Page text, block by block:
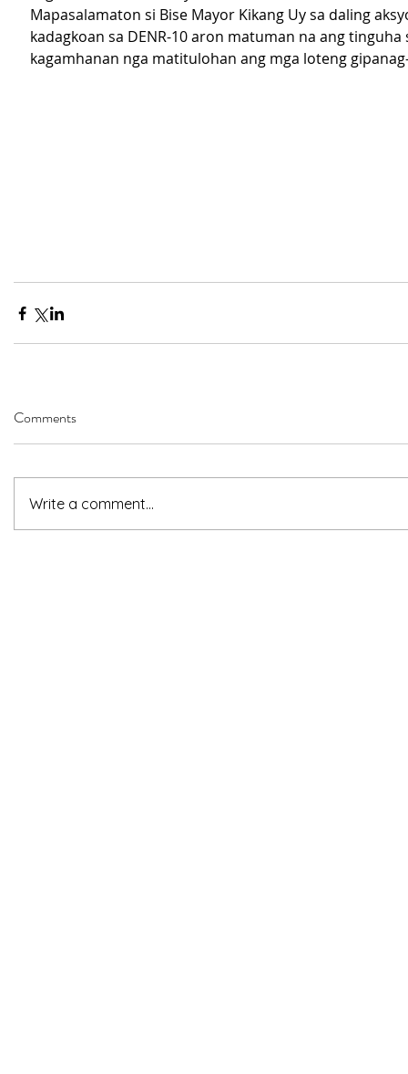
Mapasalamaton si Bise Mayor Kikang Uy sa daling
kadagkoan sa DENR-10 aron matuman na ang tinguha
kagamhanan nga matitulohan ang mga loteng
Comments
Write a comment...